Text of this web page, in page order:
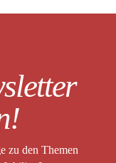
zu den Themen